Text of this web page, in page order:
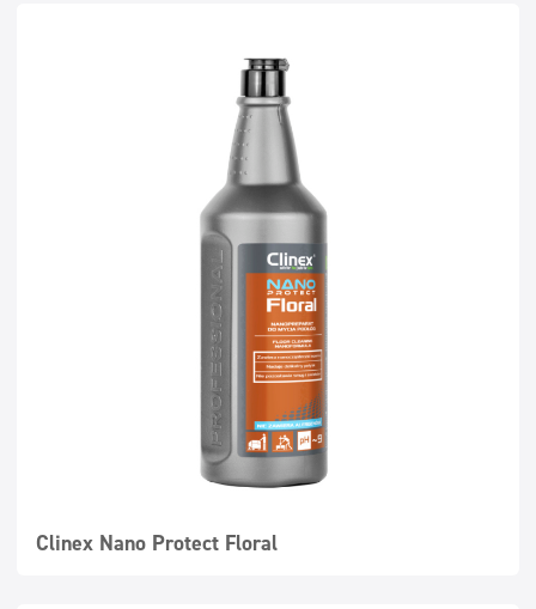
Clinex Nano Protect Floral